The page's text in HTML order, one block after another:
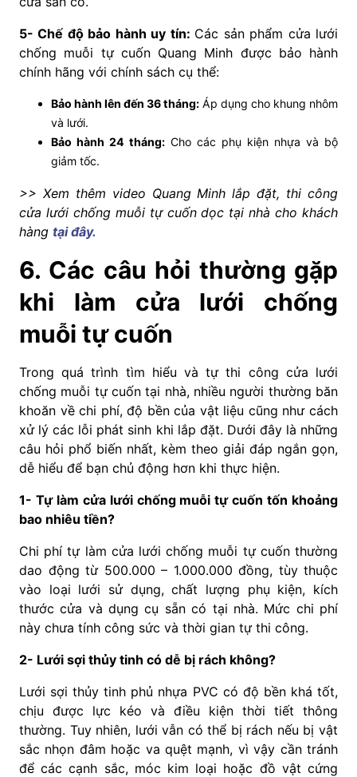
5- Chế độ bảo hành uy tín: Các sản phẩm cửa lưới
chống muỗi tự cuốn Quang Minh được bảo hành
chính hãng với chính sách cụ thể:
Bảo hành lên đến 36 tháng: Áp dụng cho khung nhôm
và lưới.
Bảo hành 24 tháng: Cho các phụ kiện nhựa và bộ
giảm tốc.
>> Xem thêm video Quang Minh lắp đặt, thi công
cửa lưới chống muỗi tự cuốn dọc tại nhà cho khách
hàng tại đây.
6. Các câu hỏi thường gặp
khi làm cửa lưới chống
muỗi tự cuốn
Trong quá trình tìm hiểu và tự thi công cửa lưới
chống muỗi tự cuốn tại nhà, nhiều người thường băn
khoăn về chi phí, độ bền của vật liệu cũng như cách
xử lý các lỗi phát sinh khi lắp đặt. Dưới đây là những
câu hỏi phổ biến nhất, kèm theo giải đáp ngắn gọn,
dễ hiểu để bạn chủ động hơn khi thực hiện.
1- Tự làm cửa lưới chống muỗi tự cuốn tốn khoảng
bao nhiêu tiền?
Chi phí tự làm cửa lưới chống muỗi tự cuốn thường
dao động từ 500.000 – 1.000.000 đồng, tùy thuộc
vào loại lưới sử dụng, chất lượng phụ kiện, kích
thước cửa và dụng cụ sẵn có tại nhà. Mức chi phí
này chưa tính công sức và thời gian tự thi công.
2- Lưới sợi thủy tinh có dễ bị rách không?
Lưới sợi thủy tinh phủ nhựa PVC có độ bền khá tốt,
chịu được lực kéo và điều kiện thời tiết thông
thường. Tuy nhiên, lưới vẫn có thể bị rách nếu bị vật
sắc nhọn đâm hoặc va quệt mạnh, vì vậy cần tránh
để các cạnh sắc, móc kim loại hoặc đồ vật cứng